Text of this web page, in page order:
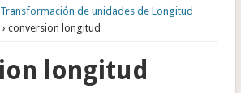
Transformación de unidades de Longitud
› conversion longitud
longitud